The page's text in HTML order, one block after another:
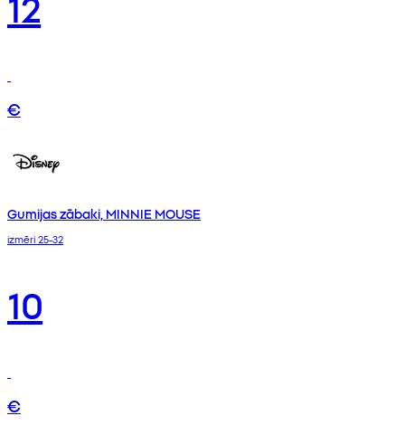
€
Gumijas zābaki, MINNIE MOUSE
izmēri 25-32
10
€